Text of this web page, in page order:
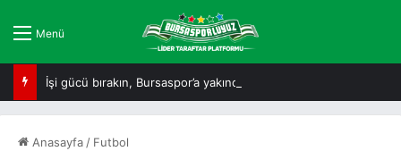
Menü
İşi gücü bırakın, Bursaspor’a yakından bakın!
Anasayfa / Futbol